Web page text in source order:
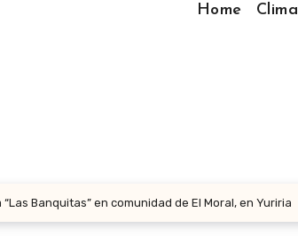
Home Clima
Banquitas” en comunidad de El Moral, en Yuriria